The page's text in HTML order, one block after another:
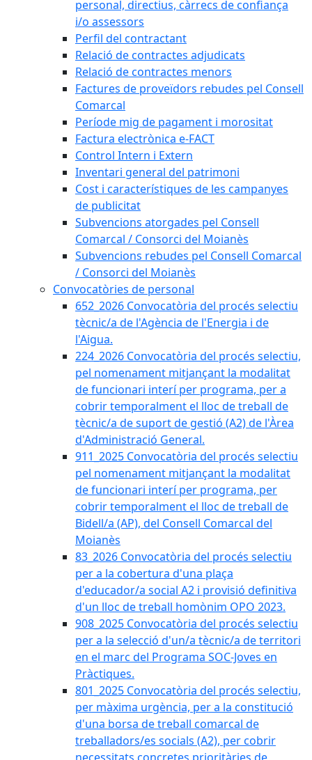
personal, directius, càrrecs de confiança
i/o assessors
Perfil del contractant
Relació de contractes adjudicats
Relació de contractes menors
Factures de proveïdors rebudes pel Consell
Comarcal
Període mig de pagament i morositat
Factura electrònica e-FACT
Control Intern i Extern
Inventari general del patrimoni
Cost i característiques de les campanyes
de publicitat
Subvencions atorgades pel Consell
Comarcal / Consorci del Moianès
Subvencions rebudes pel Consell Comarcal
/ Consorci del Moianès
Convocatòries de personal
652_2026 Convocatòria del procés selectiu
tècnic/a de l'Agència de l'Energia i de
l'Aigua.
224_2026 Convocatòria del procés selectiu,
pel nomenament mitjançant la modalitat
de funcionari interí per programa, per a
cobrir temporalment el lloc de treball de
tècnic/a de suport de gestió (A2) de l'Àrea
d'Administració General.
911_2025 Convocatòria del procés selectiu
pel nomenament mitjançant la modalitat
de funcionari interí per programa, per
cobrir temporalment el lloc de treball de
Bidell/a (AP), del Consell Comarcal del
Moianès
83_2026 Convocatòria del procés selectiu
per a la cobertura d'una plaça
d'educador/a social A2 i provisió definitiva
d'un lloc de treball homònim OPO 2023.
908_2025 Convocatòria del procés selectiu
per a la selecció d'un/a tècnic/a de territori
en el marc del Programa SOC-Joves en
Pràctiques.
801_2025 Convocatòria del procés selectiu,
per màxima urgència, per a la constitució
d'una borsa de treball comarcal de
treballadors/es socials (A2), per cobrir